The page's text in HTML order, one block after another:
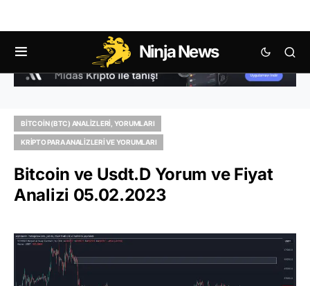
Ninja News
BITCOIN (BTC) ANALIZLERI, YORUMLARI
KRIPTO PARA ANALIZLERI VE YORUMLARI
Bitcoin ve Usdt.D Yorum ve Fiyat
Analizi 05.02.2023